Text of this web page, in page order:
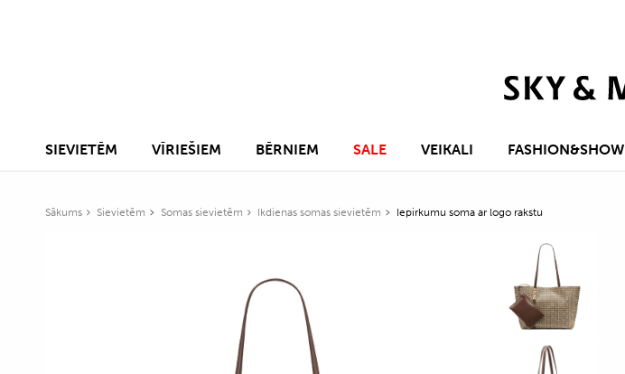
SIEVIETĒM VĪRIEŠIEM BĒRNIEM SALE VEIKALI FASHION&SHOW
Sākums Sievietēm Somas sievietēm Ikdienas somas sievietēm Iepirkumu soma ar logo rakstu